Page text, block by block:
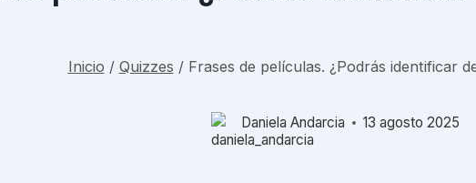
Inicio / Quizzes / Frases de películas. ¿Podrás identificar
Daniela Andarcia 13 agosto 2025